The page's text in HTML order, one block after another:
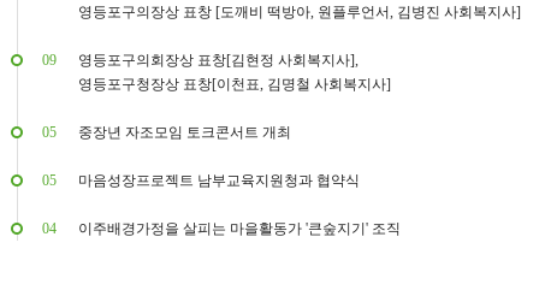
영등포구의장상 표창 [도깨비 떡방아, 원플루언서, 김병진 사회복지사]
09
영등포구의회장상 표창[김현정 사회복지사],
영등포구청장상 표창[이천표, 김명철 사회복지사]
05 중장년 자조모임 토크콘서트 개최
05 마음성장프로젝트 남부교육지원청과 협약식
04 이주배경가정을 살피는 마을활동가 '큰숲지기' 조직